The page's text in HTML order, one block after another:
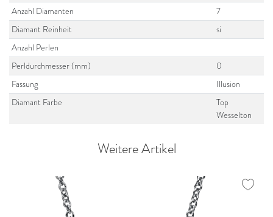
Anzahl Diamanten
7
Diamant Reinheit
si
Anzahl Perlen
Perldurchmesser (mm)
0
Fassung
Illusion
Diamant Farbe
Top
Wesselton
Weitere Artikel